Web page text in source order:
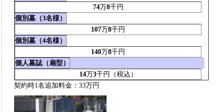
74万8千円
個別墓（3名様）
107万8千円
個別墓（4名様）
140万8千円
個人墓誌（扇型）
14万3千円（税込）
契約時1名追加料金：33万円